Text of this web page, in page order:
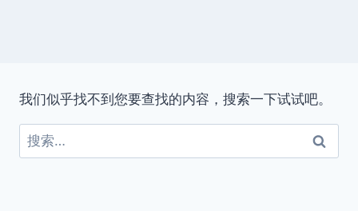
我们似乎找不到您要查找的内容，搜索一下试试吧。